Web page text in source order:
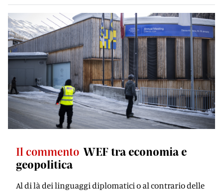
Il commento WEF tra economia e
geopolitica
Al di là dei linguaggi diplomatici o al contrario delle